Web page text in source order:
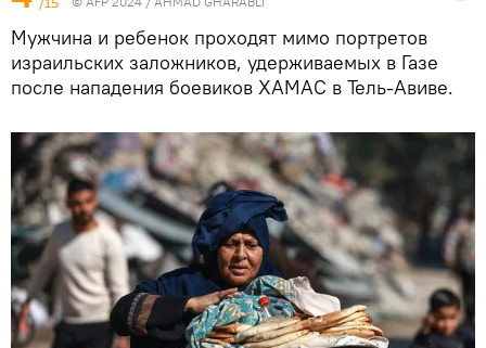
Мужчина и ребенок проходят мимо портретов
израильских заложников, удерживаемых в Газе
после нападения боевиков ХАМАС в Тель-Авиве.